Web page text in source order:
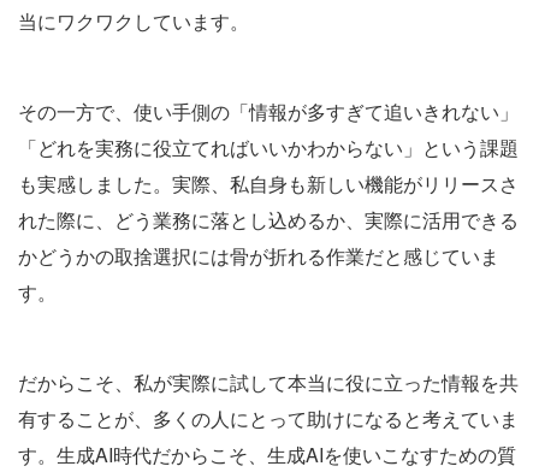
当にワクワクしています。
その一方で、使い手側の「情報が多すぎて追いきれない」
「どれを実務に役立てればいいかわからない」という課題
も実感しました。実際、私自身も新しい機能がリリースさ
れた際に、どう業務に落とし込めるか、実際に活用できる
かどうかの取捨選択には骨が折れる作業だと感じていま
す。
だからこそ、私が実際に試して本当に役に立った情報を共
有することが、多くの人にとって助けになると考えていま
す。生成AI時代だからこそ、生成AIを使いこなすための質